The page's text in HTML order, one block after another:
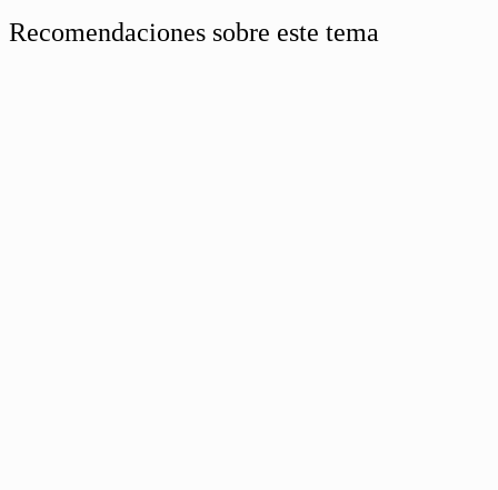
Recomendaciones sobre este tema